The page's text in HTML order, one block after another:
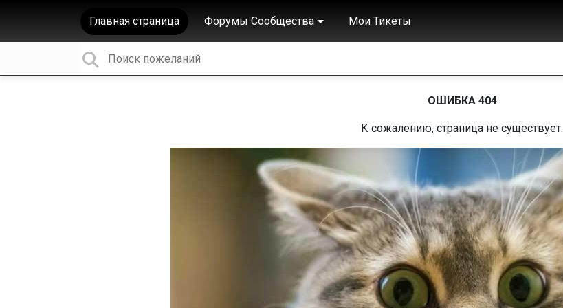
Главная страница Форумы Сообщества Мои Тикеты
ОШИБКА 404
К сожалению, страница не существует.